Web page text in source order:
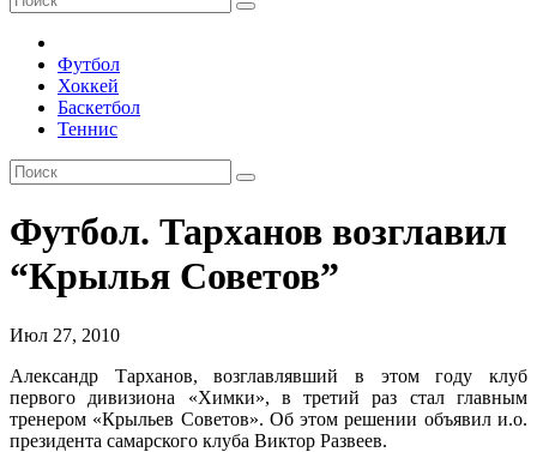
Футбол
Хоккей
Баскетбол
Теннис
Футбол. Тарханов возглавил
“Крылья Советов”
Июл 27, 2010
Александр Тарханов, возглавлявший в этом году клуб
первого дивизиона «Химки», в третий раз стал главным
тренером «Крыльев Советов». Об этом решении объявил и.о.
президента самарского клуба Виктор Развеев.